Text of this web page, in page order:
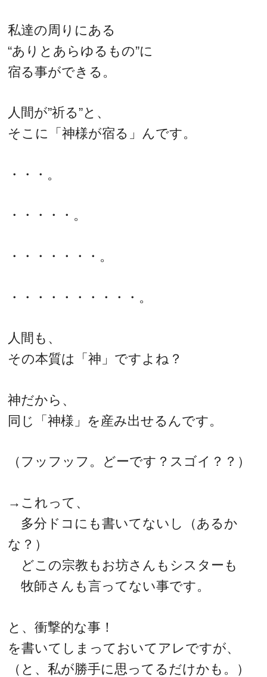
私達の周りにある
“ありとあらゆるもの”に
宿る事ができる。
人間が”祈る”と、
そこに「神様が宿る」んです。
・・・。
・・・・・。
・・・・・・・。
・・・・・・・・・・。
人間も、
その本質は「神」ですよね？
神だから、
同じ「神様」を産み出せるんです。
（フッフッフ。どーです？スゴイ？？）
→これって、
多分ドコにも書いてないし（あるか
な？）
どこの宗教もお坊さんもシスターも
牧師さんも言ってない事です。
と、衝撃的な事！
を書いてしまっておいてアレですが、
（と、私が勝手に思ってるだけかも。）